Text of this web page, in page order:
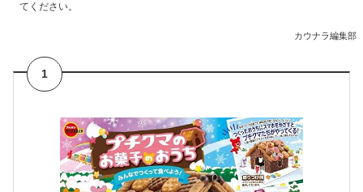
てください。
カウナラ編集部
1